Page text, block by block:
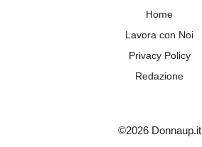
Home
Lavora con Noi
Privacy Policy
Redazione
©2026 Donnaup.it